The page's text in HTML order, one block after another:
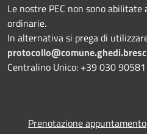
Le nostre PEC non sono
ordinarie.
In alternativa si prega di
Centralino Unico: +39 030 90581
Prenotazione appuntamento